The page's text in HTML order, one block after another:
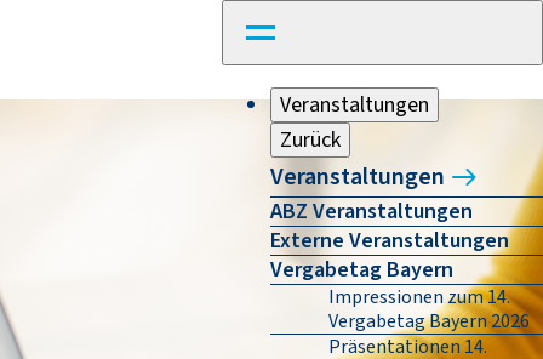
Veranstaltungen
Zurück
Veranstaltungen
ABZ Veranstaltungen
Externe Veranstaltungen
Vergabetag Bayern
Impressionen zum 14.
Vergabetag Bayern 2026
Präsentationen 14.